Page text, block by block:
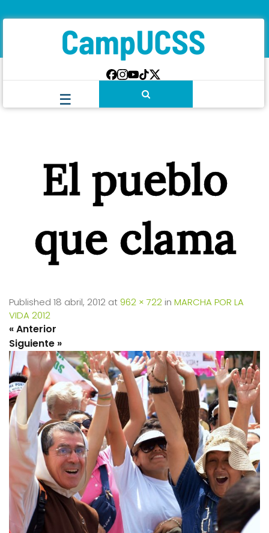
El pueblo
que clama
Published 18 abril, 2012 at 962 × 722 in MARCHA POR LA
VIDA 2012